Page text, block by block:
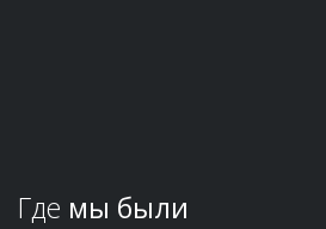
Где мы были